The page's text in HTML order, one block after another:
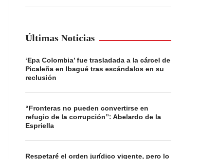
Últimas Noticias
‘Epa Colombia’ fue trasladada a la cárcel de
Picaleña en Ibagué tras escándalos en su
reclusión
“Fronteras no pueden convertirse en
refugio de la corrupción”: Abelardo de la
Espriella
Respetaré el orden jurídico vigente, pero lo